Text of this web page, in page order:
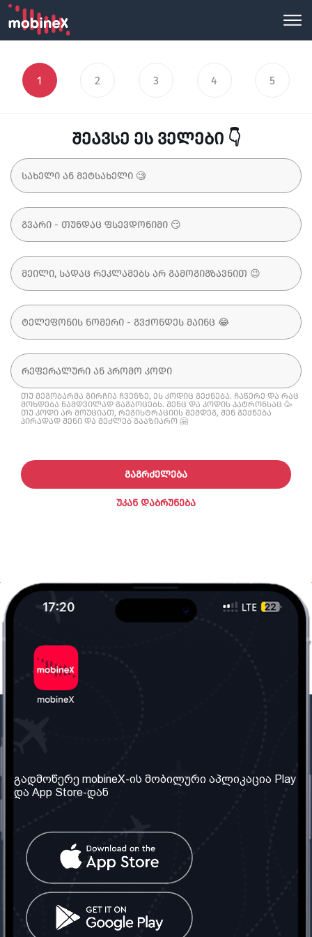
1 2 3 4 5
შეავსე ეს ველები 👇
თუ მეგობარმა გირჩია ჩვენზე, ეს კოდიც გექნება. ჩაწერე და რაც
მოხდება ნამდვილად გაგაოცებს. შენც და კოდის პატრონსაც 🥳
თუ კოდი არ მოუციათ, რეგისტრაციის შემდეგ, შენ გექნება
პირადად შენი და შეძლებ გააზიარო 🤗
ᲣᲙᲐᲜ ᲓᲐᲑᲠᲣᲜᲔᲑᲐ
ᲒᲐᲒᲠᲫᲔᲚᲔᲑᲐ
ჩვენ შესახებ
ჩვენი სერვისები
წესები და პირობები
კითხვები
კონტაქტი
საქართველო: თბილისი
ტელ: 032 2 04 00 50
სოციალური ქსელი
გადმოწერე mobineX-ის მობილური აპლიკაცია Play
და App Store-დან